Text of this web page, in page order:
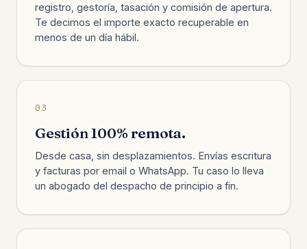
registro, gestoría, tasación y comisión de apertura.
Te decimos el importe exacto recuperable en
menos de un día hábil.
03
Gestión 100% remota.
Desde casa, sin desplazamientos. Envías escritura
y facturas por email o WhatsApp. Tu caso lo lleva
un abogado del despacho de principio a fin.